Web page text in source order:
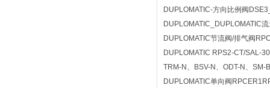
DUPLOMATIC-方向比例阀
DUPLOMATIC_DUPLOMATIC
DUPLOMATIC节流阀/排气阀
DUPLOMATIC RPS2-CT/SAL-
TRM-N、BSV-N、ODT-N、SM-
DUPLOMATIC单向阀